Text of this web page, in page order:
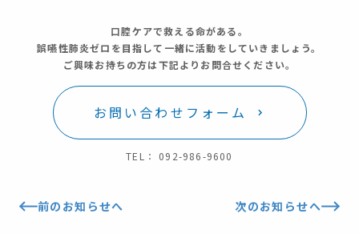
口腔ケアで救える命がある。
誤嚥性肺炎ゼロを目指して一緒に活動をしていきましょう。
ご興味お持ちの方は下記よりお問合せください。
お問い合わせフォーム
TEL： 092-986-9600
前のお知らせへ 次のお知らせへ